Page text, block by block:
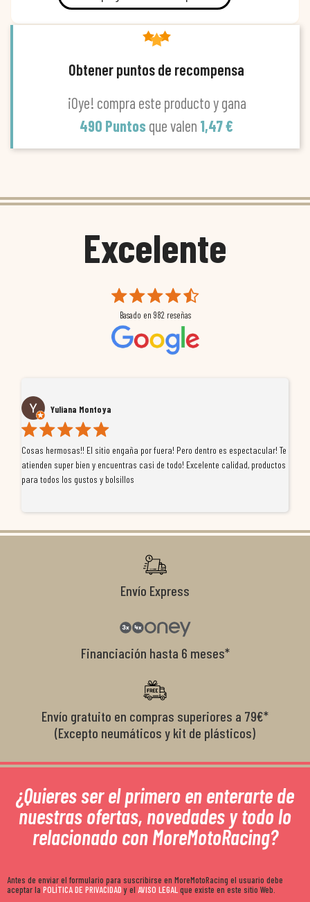
Obtener puntos de recompensa
¡Oye! compra este producto y gana
490 Puntos que valen 1,47 €
Excelente
Basado en 982 reseñas
Yuliana Montoya
Cosas hermosas!! El sitio engaña por fuera! Pero dentro es espectacular! Te
atienden super bien y encuentras casi de todo! Excelente calidad, productos
para todos los gustos y bolsillos
Envío Express
Financiación hasta 6 meses*
Envío gratuito en compras superiores a 79€*
(Excepto neumáticos y kit de plásticos)
¿Quieres ser el primero en enterarte de
nuestras ofertas, novedades y todo lo
relacionado con MoreMotoRacing?
Antes de enviar el formulario para suscribirse en MoreMotoRacing el usuario debe
aceptar la POLÍTICA DE PRIVACIDADy el AVISO LEGALque existe en este sitio Web.